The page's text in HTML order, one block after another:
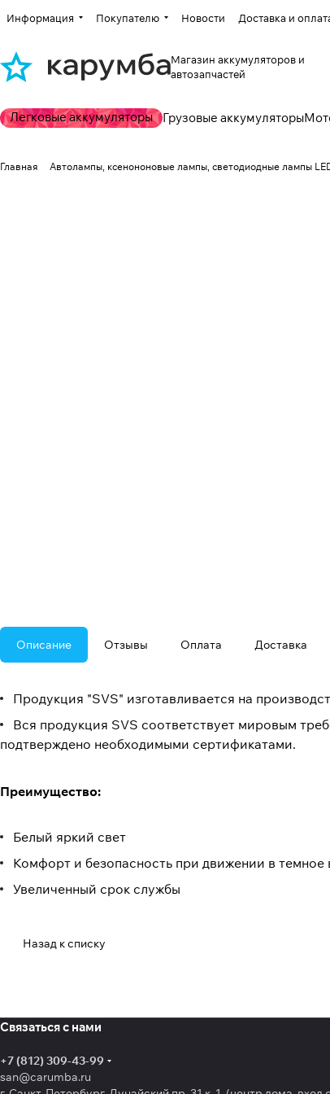
Информация Покупателю Новости Доставка и
Магазин аккумуляторов и
автозапчастей
Легковые аккумуляторы Грузовые аккумуляторы
Главная Автолампы, ксенононовые лампы, светодиодные лампы
Описание Отзывы Оплата Доставка
Продукция "SVS" изготавливается на
Вся продукция SVS соответствует мировым
подтверждено необходимыми сертификатами.
Преимущество:
Белый яркий свет
Комфорт и безопасность при движении в темное
Увеличенный срок службы
Назад к списку
Связаться с нами
+7 (812) 309-43-99
san@carumba.ru